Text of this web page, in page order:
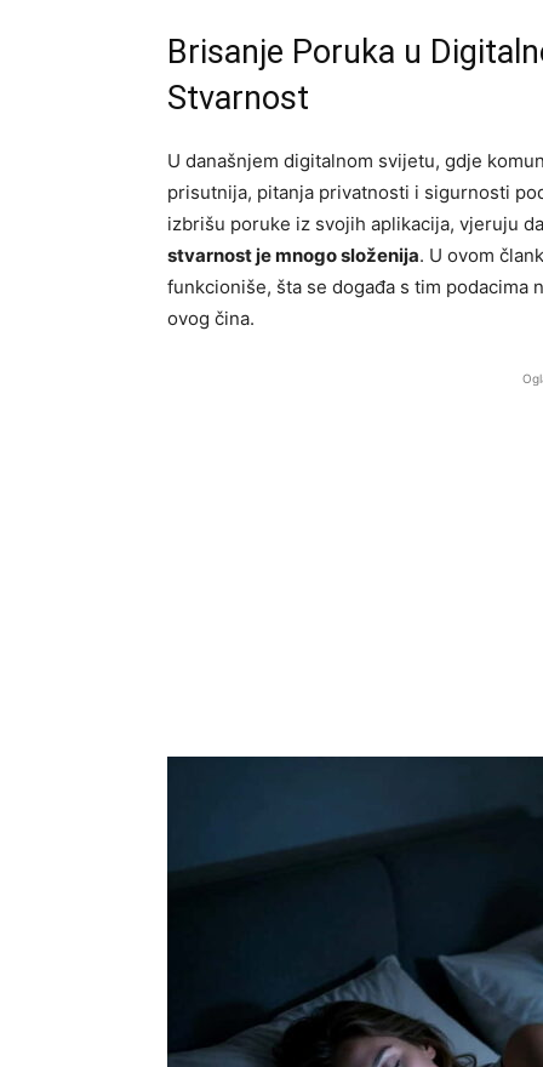
Brisanje Poruka u
Stvarnost
U današnjem digitalnom svijetu, gdje
prisutnija, pitanja privatnosti i sigurnosti
izbrišu poruke iz svojih aplikacija, vjeruju
stvarnost je mnogo složenija. U ovom
funkcioniše, šta se događa s tim podacima
ovog čina.